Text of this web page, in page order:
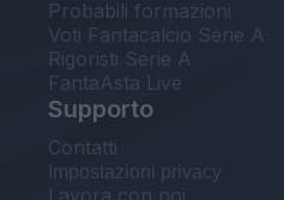
Probabili formazioni
Voti Fantacalcio Serie A
Rigoristi Serie A
FantaAsta Live
Supporto
Contatti
Impostazioni privacy